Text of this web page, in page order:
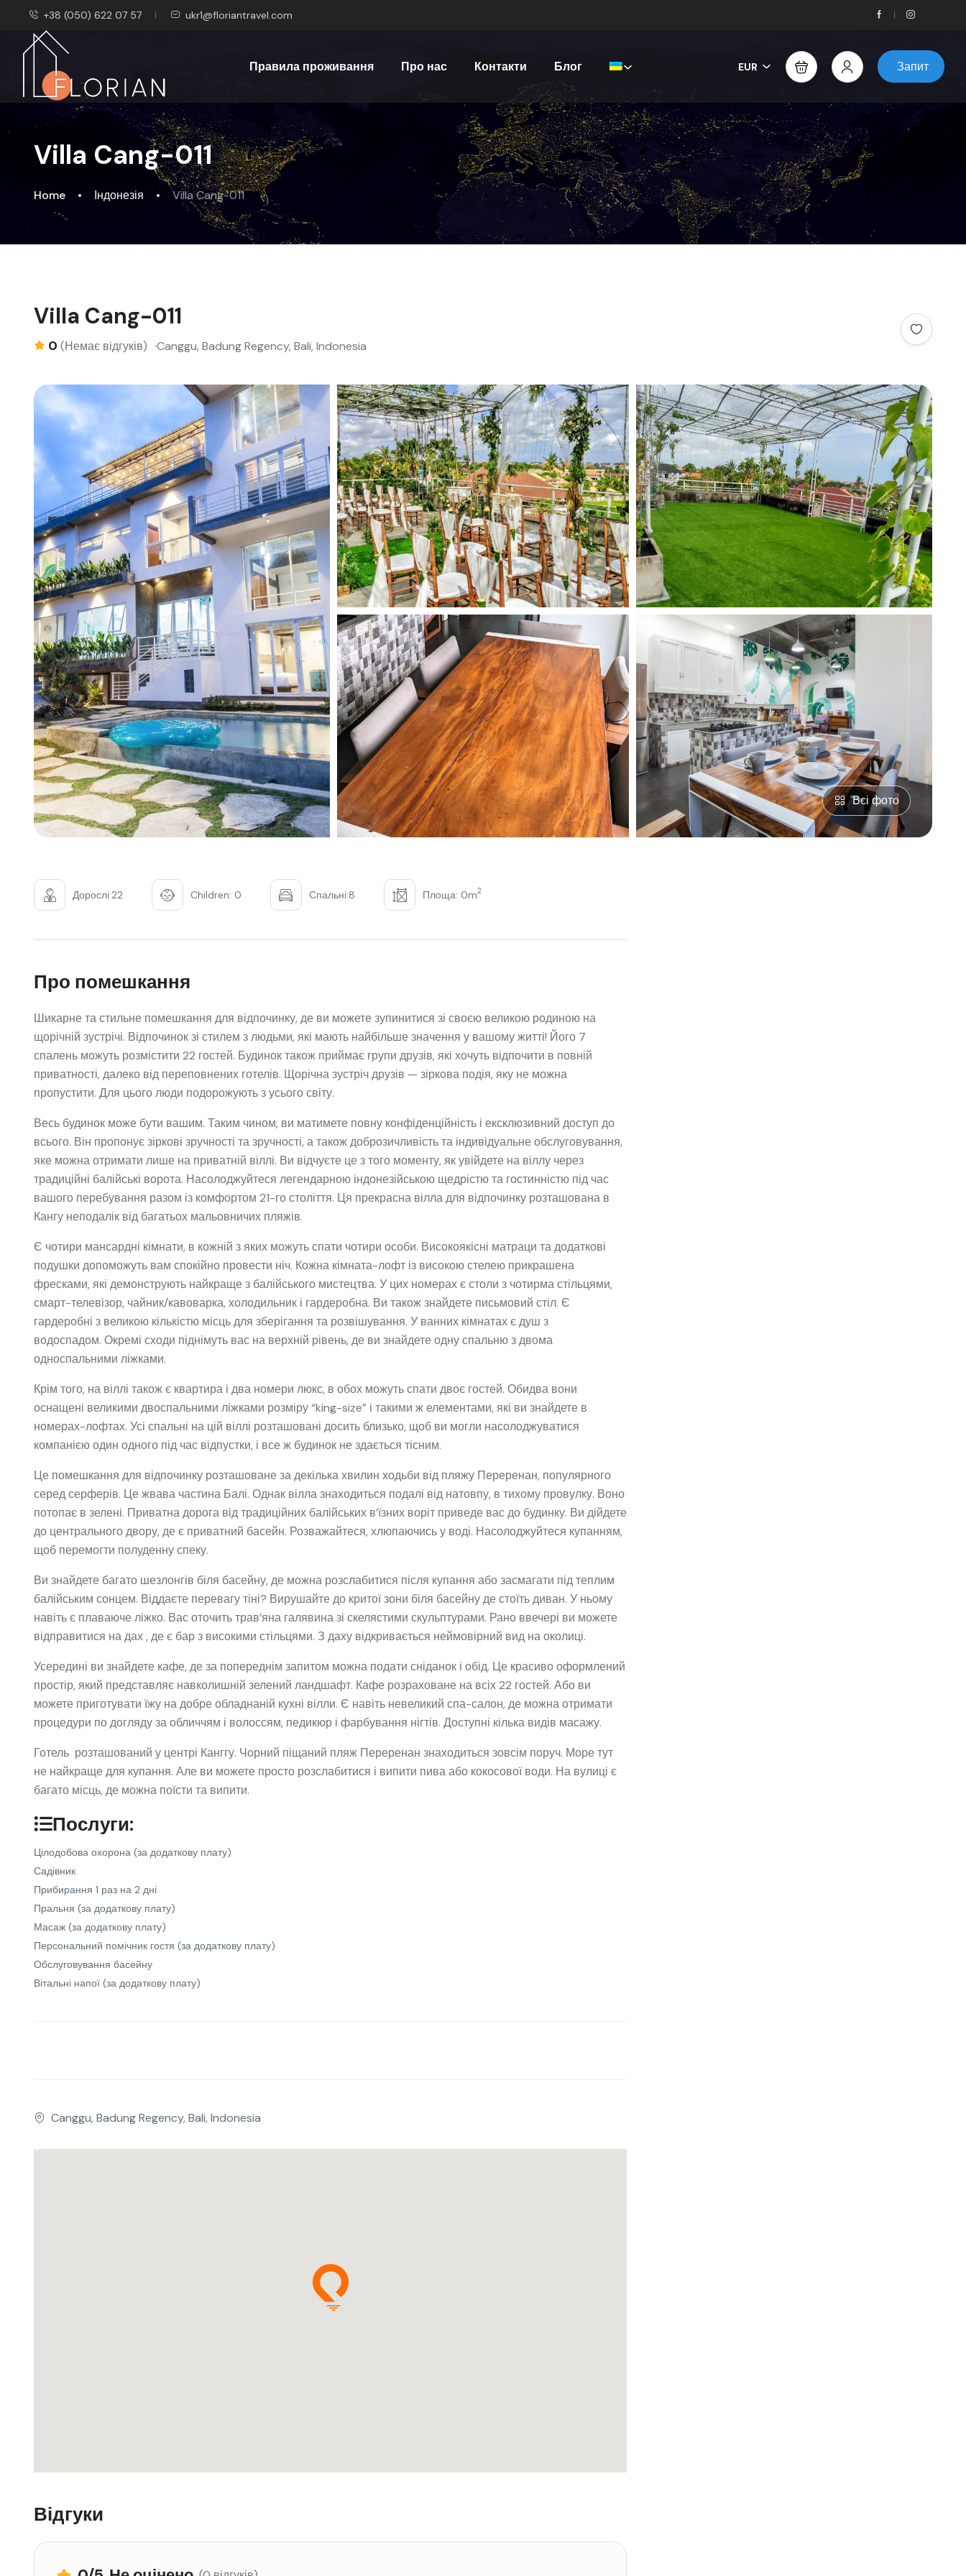
+38 (050) 622 07 57 ukr1@floriantravel.com
Правила проживання Про нас Контакти Блог EUR Запит
Villa Cang-011
Home Індонезія Villa Cang-011
Villa Cang-011
0 (Немає відгуків) Canggu, Badung Regency, Bali, Indonesia
Всі фото
Дорослі:22 Children: 0 Спальні:8 Площа: 0m2
Про помешкання
Шикарне та стильне помешкання для відпочинку, де ви можете зупинитися зі своєю великою родиною на
щорічній зустрічі. Відпочинок зі стилем з людьми, які мають найбільше значення у вашому житті! Його 7
спалень можуть розмістити 22 гостей. Будинок також приймає групи друзів, які хочуть відпочити в повній
приватності, далеко від переповнених готелів. Щорічна зустріч друзів — зіркова подія, яку не можна
пропустити. Для цього люди подорожують з усього світу.
Весь будинок може бути вашим. Таким чином, ви матимете повну конфіденційність і ексклюзивний доступ до
всього. Він пропонує зіркові зручності та зручності, а також доброзичливість та індивідуальне обслуговування,
яке можна отримати лише на приватній віллі. Ви відчуєте це з того моменту, як увійдете на віллу через
традиційні балійські ворота. Насолоджуйтеся легендарною індонезійською щедрістю та гостинністю під час
вашого перебування разом із комфортом 21-го століття. Ця прекрасна вілла для відпочинку розташована в
Кангу неподалік від багатьох мальовничих пляжів.
Є чотири мансардні кімнати, в кожній з яких можуть спати чотири особи. Високоякісні матраци та додаткові
подушки допоможуть вам спокійно провести ніч. Кожна кімната-лофт із високою стелею прикрашена
фресками, які демонструють найкраще з балійського мистецтва. У цих номерах є столи з чотирма стільцями,
смарт-телевізор, чайник/кавоварка, холодильник і гардеробна. Ви також знайдете письмовий стіл. Є
гардеробні з великою кількістю місць для зберігання та розвішування. У ванних кімнатах є душ з
водоспадом. Окремі сходи піднімуть вас на верхній рівень, де ви знайдете одну спальню з двома
односпальними ліжками.
Крім того, на віллі також є квартира і два номери люкс, в обох можуть спати двоє гостей. Обидва вони
оснащені великими двоспальними ліжками розміру “king-size” і такими ж елементами, які ви знайдете в
номерах-лофтах. Усі спальні на цій віллі розташовані досить близько, щоб ви могли насолоджуватися
компанією один одного під час відпустки, і все ж будинок не здається тісним.
Це помешкання для відпочинку розташоване за декілька хвилин ходьби від пляжу Переренан, популярного
серед серферів. Це жвава частина Балі. Однак вілла знаходиться подалі від натовпу, в тихому провулку. Воно
потопає в зелені. Приватна дорога від традиційних балійських в’їзних воріт приведе вас до будинку. Ви дійдете
до центрального двору, де є приватний басейн. Розважайтеся, хлюпаючись у воді. Насолоджуйтеся купанням,
щоб перемогти полуденну спеку.
Ви знайдете багато шезлонгів біля басейну, де можна розслабитися після купання або засмагати під теплим
балійським сонцем. Віддаєте перевагу тіні? Вирушайте до критої зони біля басейну де стоїть диван. У ньому
навіть є плаваюче ліжко. Вас оточить трав’яна галявина зі скелястими скульптурами. Рано ввечері ви можете
відправитися на дах , де є бар з високими стільцями. З даху відкривається неймовірний вид на околиці.
Усередині ви знайдете кафе, де за попереднім запитом можна подати сніданок і обід. Це красиво оформлений
простір, який представляє навколишній зелений ландшафт. Кафе розраховане на всіх 22 гостей. Або ви
можете приготувати їжу на добре обладнаній кухні вілли. Є навіть невеликий спа-салон, де можна отримати
процедури по догляду за обличчям і волоссям, педикюр і фарбування нігтів. Доступні кілька видів масажу.
Готель розташований у центрі Канггу. Чорний піщаний пляж Переренан знаходиться зовсім поруч. Море тут
не найкраще для купання. Але ви можете просто розслабитися і випити пива або кокосової води. На вулиці є
багато місць, де можна поїсти та випити.
Послуги:
Цілодобова охорона (за додаткову плату)
Садівник
Прибирання 1 раз на 2 дні
Пральня (за додаткову плату)
Масаж (за додаткову плату)
Персональний помічник гостя (за додаткову плату)
Обслуговування басейну
Вітальні напої (за додаткову плату)
Canggu, Badung Regency, Bali, Indonesia
Відгуки